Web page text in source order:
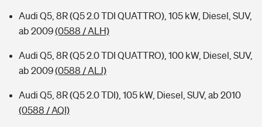
Audi Q5, 8R (Q5 2.0 TDI QUATTRO), 105 kW, Diesel, SUV,
ab 2009(0588 / ALH)
Audi Q5, 8R (Q5 2.0 TDI QUATTRO), 100 kW, Diesel, SUV,
ab 2009(0588 / ALJ)
Audi Q5, 8R (Q5 2.0 TDI), 105 kW, Diesel, SUV, ab 2010
(0588 / AQI)